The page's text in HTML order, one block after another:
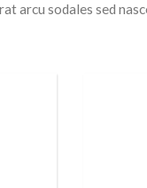
arcu sodales sed